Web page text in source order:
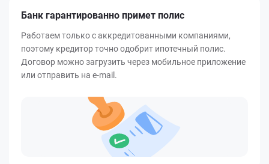
Банк гарантированно примет полис
Работаем только с аккредитованными компаниями,
поэтому кредитор точно одобрит ипотечный полис.
Договор можно загрузить через мобильное приложение
или отправить на e-mail.